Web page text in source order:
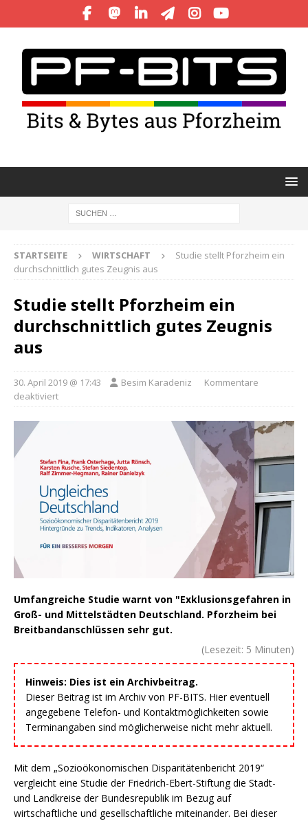
STARTSEITE WIRTSCHAFT
Studie stellt Pforzheim ein
durchschnittlich gutes Zeugnis aus
Studie stellt Pforzheim ein
durchschnittlich gutes Zeugnis
aus
30. April 2019 @ 17:43 Besim Karadeniz
Kommentare
deaktiviert
Umfangreiche Studie warnt von "Exklusionsgefahren in
Groß- und Mittelstädten Deutschland. Pforzheim bei
Breitbandanschlüssen sehr gut.
(Lesezeit: 5 Minuten)
Hinweis: Dies ist ein Archivbeitrag.
Dieser Beitrag ist im Archiv von PF-BITS. Hier eventuell
angegebene Telefon- und Kontaktmöglichkeiten sowie
Terminangaben sind möglicherweise nicht mehr aktuell.
Mit dem „Sozioökonomischen Disparitätenbericht 2019“
vergleicht eine Studie der Friedrich-Ebert-Stiftung die Stadt-
und Landkreise der Bundesrepublik im Bezug auf
wirtschaftliche und gesellschaftliche miteinander. Bei dieser